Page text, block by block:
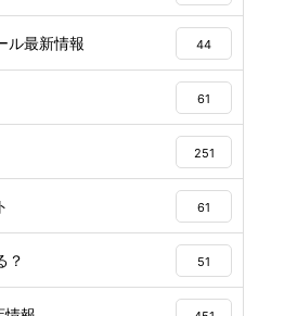
ル最新情報 44
61
251
61
？ 51